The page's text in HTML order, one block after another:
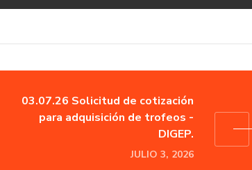
03.07.26 Solicitud de cotización
para adquisición de trofeos -
DIGEP.
JULIO 3, 2026